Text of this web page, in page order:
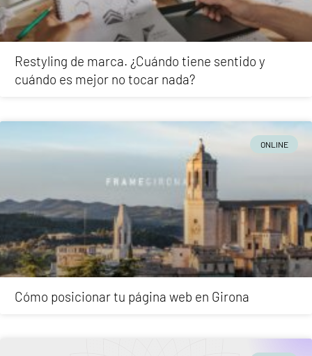
Restyling de marca. ¿Cuándo tiene sentido y
cuándo es mejor no tocar nada?
ONLINE
Cómo posicionar tu página web en Girona